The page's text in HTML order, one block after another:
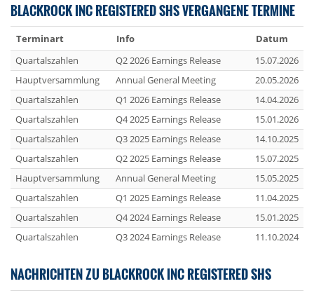
BLACKROCK INC REGISTERED SHS VERGANGENE TERMINE
Terminart Info
Datum
Quartalszahlen
Q2 2026 Earnings Release
15.07.2026
Hauptversammlung
Annual General Meeting
20.05.2026
Quartalszahlen
Q1 2026 Earnings Release
14.04.2026
Quartalszahlen
Q4 2025 Earnings Release
15.01.2026
Quartalszahlen
Q3 2025 Earnings Release
14.10.2025
Quartalszahlen
Q2 2025 Earnings Release
15.07.2025
Hauptversammlung
Annual General Meeting
15.05.2025
Quartalszahlen
Q1 2025 Earnings Release
11.04.2025
Quartalszahlen
Q4 2024 Earnings Release
15.01.2025
Quartalszahlen
Q3 2024 Earnings Release 11.10.2024
NACHRICHTEN ZU BLACKROCK INC REGISTERED SHS